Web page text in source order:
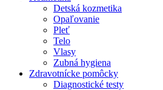
Detská kozmetika
Opaľovanie
Pleť
Telo
Vlasy
Zubná hygiena
Zdravotnícke pomôcky
Diagnostické testy